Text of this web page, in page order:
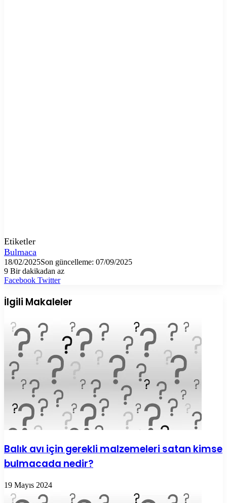
Etiketler
Bulmaca
18/02/2025Son güncelleme: 07/09/2025
9 Bir dakikadan az
Facebook TwitterLinkedIn
Tumblr
Pinterest
Reddit
VKontakte
E-
ile
paylaş
Yazdır
İlgili Makaleler
Balık avı için gerekli malzemeleri satan kimse
bulmacada nedir?
19 Mayıs 2024